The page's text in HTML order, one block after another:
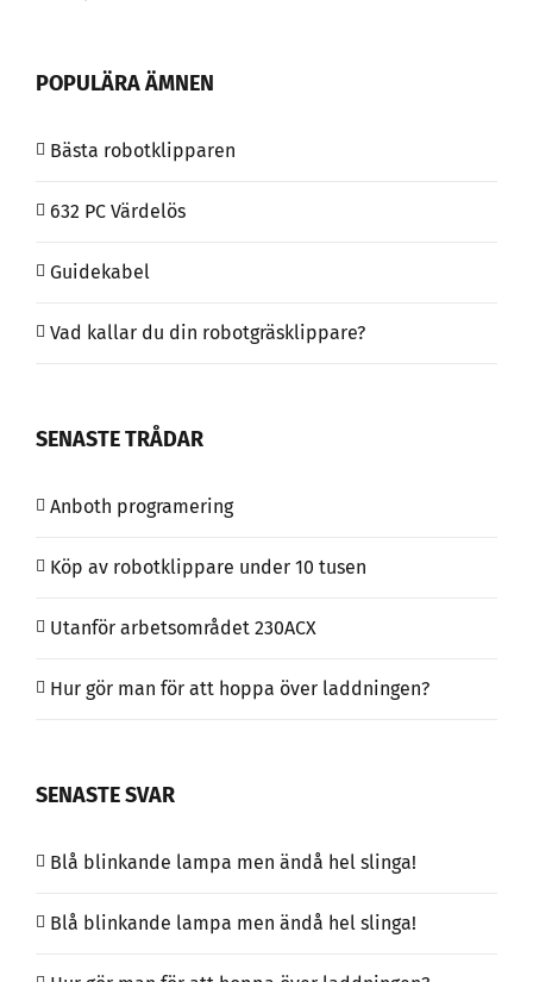
POPULÄRA ÄMNEN
Bästa robotklipparen
632 PC Värdelös
Guidekabel
Vad kallar du din robotgräsklippare?
SENASTE TRÅDAR
Anboth programering
Köp av robotklippare under 10 tusen
Utanför arbetsområdet 230ACX
Hur gör man för att hoppa över laddningen?
SENASTE SVAR
Blå blinkande lampa men ändå hel slinga!
Blå blinkande lampa men ändå hel slinga!